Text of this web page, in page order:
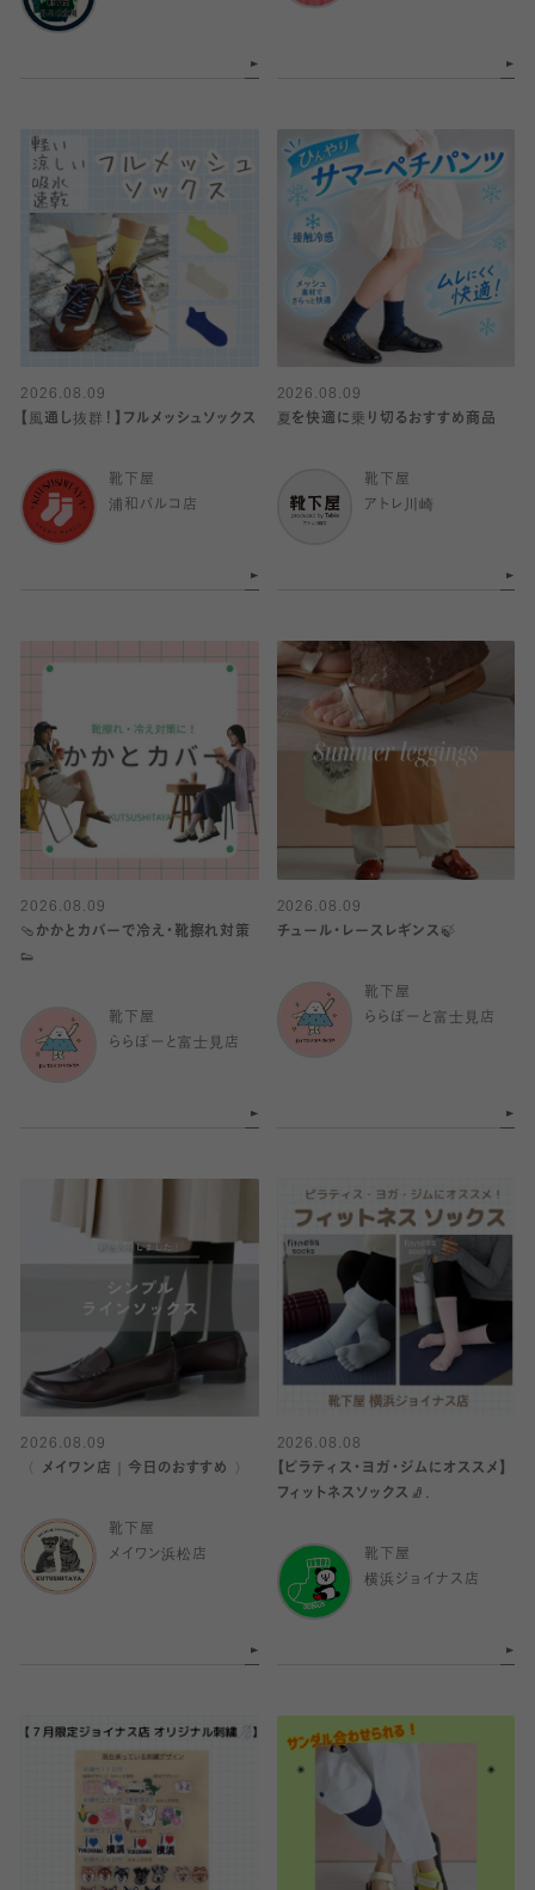
2026.08.09
【風通し抜群！】フルメッシュソックス
靴下屋
浦和パルコ店
2026.08.09
夏を快適に乗り切るおすすめ商品
靴下屋
アトレ川崎
2026.08.09
🩴かかとカバーで冷え・靴擦れ対策
👟
靴下屋
ららぽーと富士見店
2026.08.09
チュール・レースレギンス🍃
靴下屋
ららぽーと富士見店
2026.08.09
〈 メイワン店｜今日のおすすめ 〉
靴下屋
メイワン浜松店
2026.08.08
【ピラティス・ヨガ・ジムにオススメ】
フィットネスソックス🧦.
靴下屋
横浜ジョイナス店